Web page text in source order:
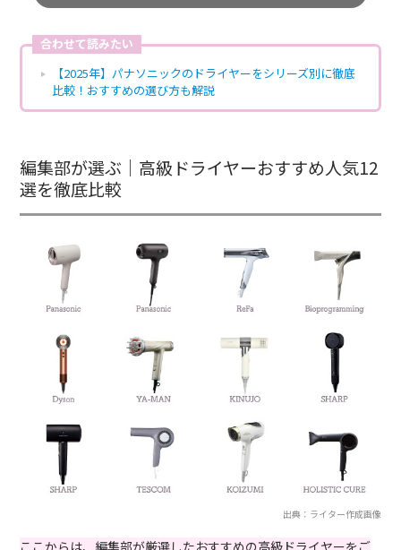
合わせて読みたい
【2025年】パナソニックのドライヤーをシリーズ別に徹底
比較！おすすめの選び方も解説
編集部が選ぶ｜高級ドライヤーおすすめ人気12
選を徹底比較
出典：ライター作成画像